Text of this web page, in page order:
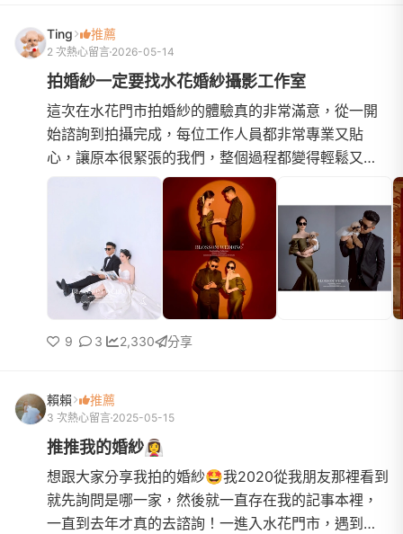
Ting 推薦
2 次熱心留言 2026-05-14
拍婚紗一定要找水花婚紗攝影工作室
這次在水花門市拍婚紗的體驗真的非常滿意，從一開
始諮詢到拍攝完成，每位工作人員都非常專業又貼
心，讓原本很緊張的我們，整個過程都變得輕鬆又開
心！首先非常感謝門市Kelly，從一開始接洽時就非常
9 3 2,330 分享
賴賴 推薦
3 次熱心留言 2025-05-15
推推我的婚紗👰‍♀️
想跟大家分享我拍的婚紗🤩我2020從我朋友那裡看到
就先詢問是哪一家，然後就一直存在我的記事本裡，
一直到去年才真的去諮詢！一進入水花門市，遇到了